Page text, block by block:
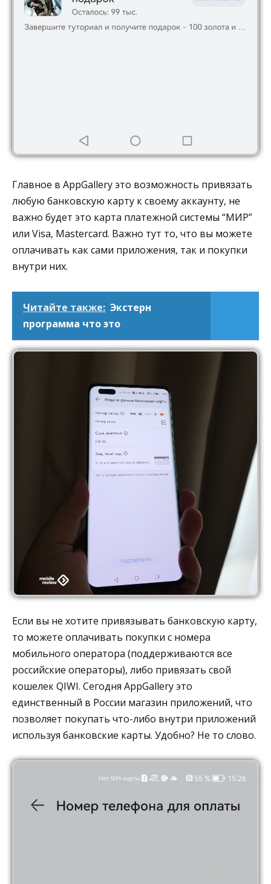
Главное в AppGallery это возможность привязать
любую банковскую карту к своему аккаунту, не
важно будет это карта платежной системы “МИР”
или Visa, Mastercard. Важно тут то, что вы можете
оплачивать как сами приложения, так и покупки
внутри них.
Читайте также: Экстерн
программа что это
Если вы не хотите привязывать банковскую карту,
то можете оплачивать покупки с номера
мобильного оператора (поддерживаются все
российские операторы), либо привязать свой
кошелек QIWI. Сегодня AppGallery это
единственный в России магазин приложений, что
позволяет покупать что-либо внутри приложений
используя банковские карты. Удобно? Не то слово.